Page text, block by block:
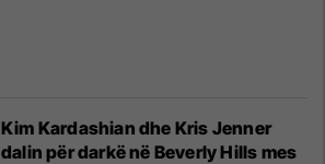
Kim Kardashian dhe Kris Jenner
dalin për darkë në Beverly Hills mes